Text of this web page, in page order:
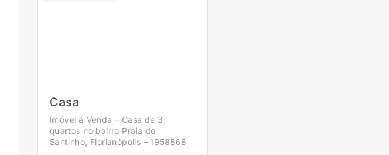
Casa
Imóvel á Venda – Casa de 3
quartos no bairro Praia do
Santinho, Florianópolis – 1958868